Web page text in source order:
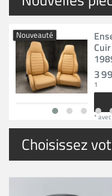
Nouveauté
3
1
*
Choisissez